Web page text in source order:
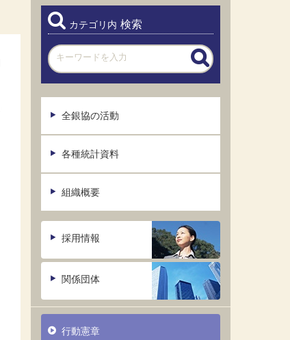
カテゴリ内 検索
全銀協の活動
各種統計資料
組織概要
採用情報
関係団体
行動憲章